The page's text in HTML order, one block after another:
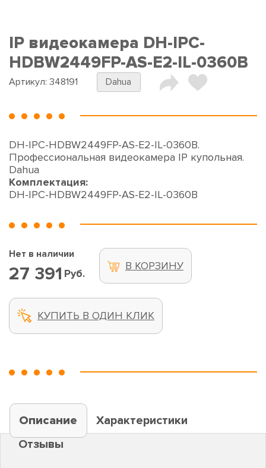
IP видеокамера DH-IPC-
HDBW2449FP-AS-E2-IL-0360B
Артикул: 348191 Dahua
DH-IPC-HDBW2449FP-AS-E2-IL-0360B.
Профессиональная видеокамера IP купольная.
Dahua
Комплектация:
DH-IPC-HDBW2449FP-AS-E2-IL-0360B
Нет в наличии
27 391 Руб.
В КОРЗИНУ
КУПИТЬ В ОДИН КЛИК
Описание
Характеристики
Отзывы